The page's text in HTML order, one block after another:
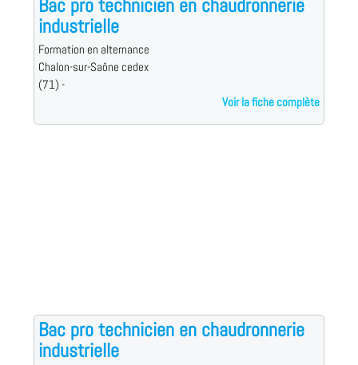
Bac pro technicien en chaudronnerie
industrielle
Formation en alternance
Chalon-sur-Saône cedex
(71) -
Voir la fiche complète
Bac pro technicien en chaudronnerie
industrielle